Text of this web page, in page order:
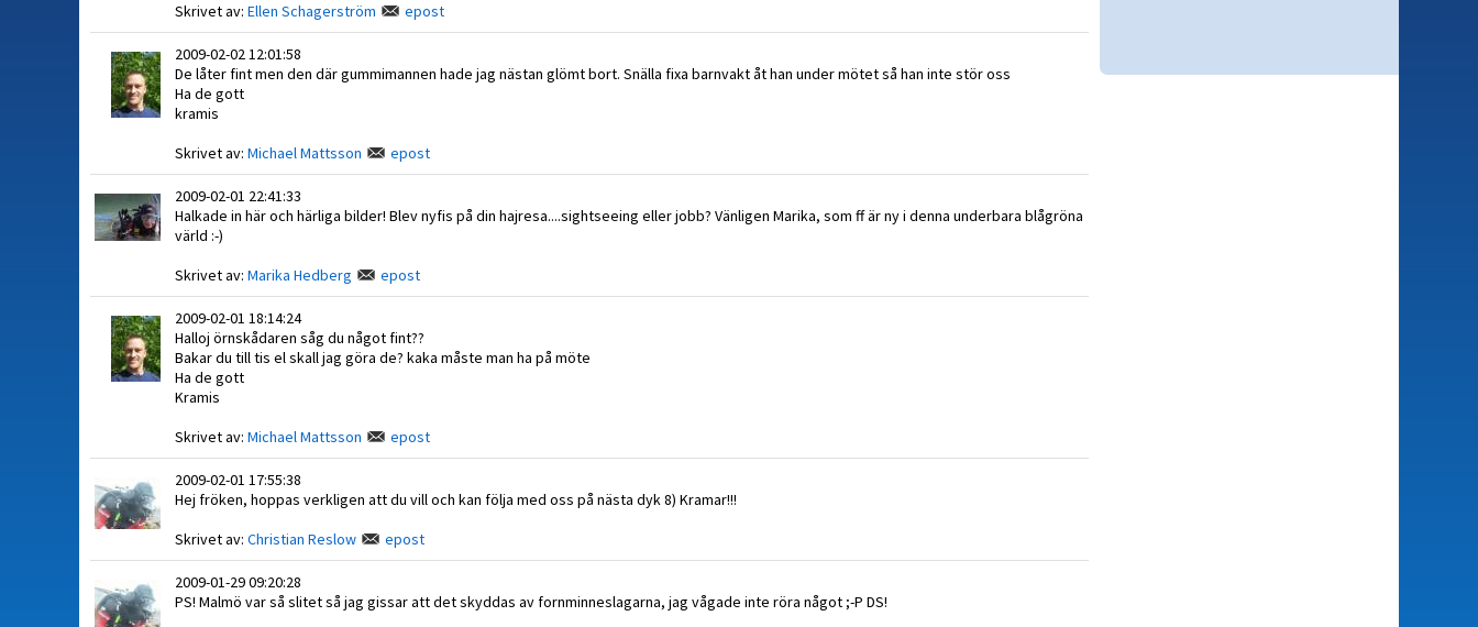
Skrivet av: Ellen Schagerström epost
2009-02-02 12:01:58
De låter fint men den där gummimannen hade jag nästan glömt bort. Snälla fixa barnvakt åt han under mötet så han inte stör oss
Ha de gott
kramis
Skrivet av: Michael Mattsson epost
2009-02-01 22:41:33
Halkade in här och härliga bilder! Blev nyfis på din hajresa....sightseeing eller jobb? Vänligen Marika, som ff är ny i denna underbara blågröna
värld :-)
Skrivet av: Marika Hedberg epost
2009-02-01 18:14:24
Halloj örnskådaren såg du något fint??
Bakar du till tis el skall jag göra de? kaka måste man ha på möte
Ha de gott
Kramis
Skrivet av: Michael Mattsson epost
2009-02-01 17:55:38
Hej fröken, hoppas verkligen att du vill och kan följa med oss på nästa dyk 8) Kramar!!!
Skrivet av: Christian Reslow epost
2009-01-29 09:20:28
PS! Malmö var så slitet så jag gissar att det skyddas av fornminneslagarna, jag vågade inte röra något ;-P DS!